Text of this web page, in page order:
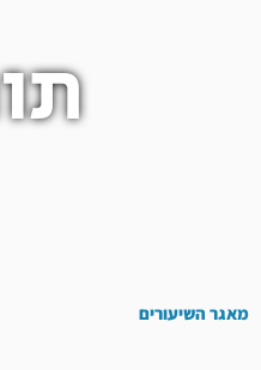
מאגר השיעורים